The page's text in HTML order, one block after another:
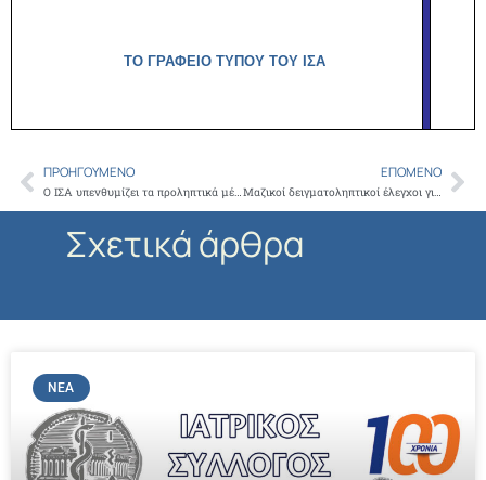
ΤΟ ΓΡΑΦΕΙΟ ΤΥΠΟΥ ΤΟΥ ΙΣΑ
Prev
ΠΡΟΗΓΟΎΜΕΝΟ
O ΙΣΑ υπενθυμίζει τα προληπτικά μέτρα για την αποφυγή δυσάρεστων συνεπειών λόγω καύσωνα
ΕΠΌΜΕΝΟ
Μαζικοί δειγματοληπτικοί έλεγχοι για τον ιό SARS-COV -2 ξεκινούν από αύριο σε Μονάδες Φροντίδας Ηλικιωμένων και άλλες κοινωνικές δομές της Αττικής, από τα κλιμάκια της Περιφέρειας Αττικής και του ΙΣΑ, σε συνεργασία με τον ΕΟΔΥ
Σχετικά άρθρα
ΝΈΑ